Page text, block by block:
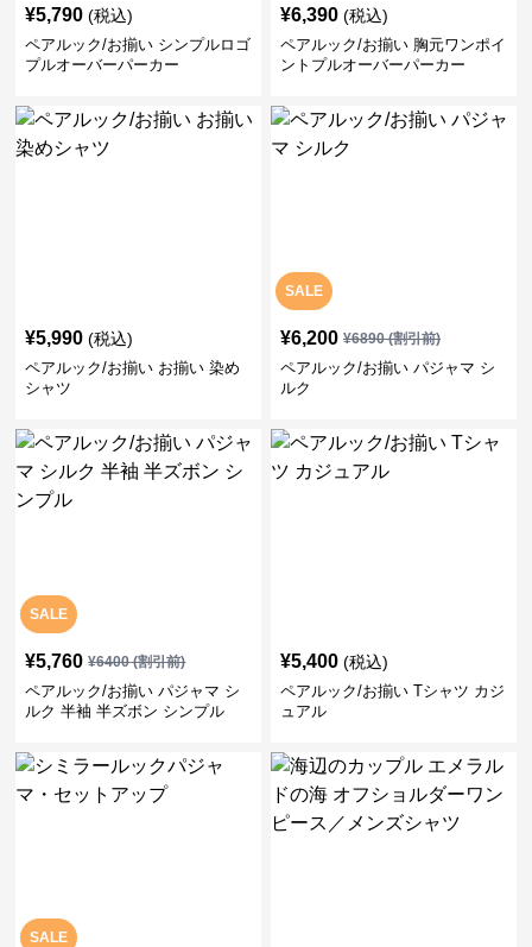
¥5,790 (税込)
ペアルック/お揃い シンプルロゴ
プルオーバーパーカー
¥6,390 (税込)
ペアルック/お揃い 胸元ワンポイ
ントプルオーバーパーカー
¥5,990 (税込)
ペアルック/お揃い お揃い 染め
シャツ
SALE
¥6,200 ¥6890(割引前)
ペアルック/お揃い パジャマ シ
ルク
SALE
¥5,760 ¥6400(割引前)
ペアルック/お揃い パジャマ シ
ルク 半袖 半ズボン シンプル
¥5,400 (税込)
ペアルック/お揃い Tシャツ カジ
ュアル
SALE